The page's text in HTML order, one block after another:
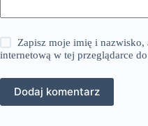
Zapisz moje imię i nazwisko,
internetową w tej przeglądarce
Dodaj komentarz